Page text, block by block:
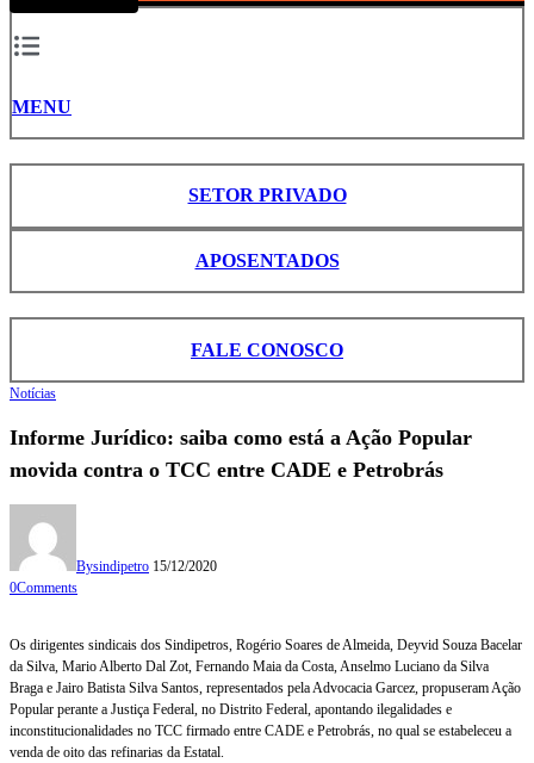
MENU
SETOR PRIVADO
APOSENTADOS
FALE CONOSCO
Notícias
Informe Jurídico: saiba como está a Ação Popular
movida contra o TCC entre CADE e Petrobrás
Bysindipetro 15/12/2020
0Comments
Os dirigentes sindicais dos Sindipetros, Rogério Soares de Almeida, Deyvid Souza Bacelar
da Silva, Mario Alberto Dal Zot, Fernando Maia da Costa, Anselmo Luciano da Silva
Braga e Jairo Batista Silva Santos, representados pela Advocacia Garcez, propuseram Ação
Popular perante a Justiça Federal, no Distrito Federal, apontando ilegalidades e
inconstitucionalidades no TCC firmado entre CADE e Petrobrás, no qual se estabeleceu a
venda de oito das refinarias da Estatal.